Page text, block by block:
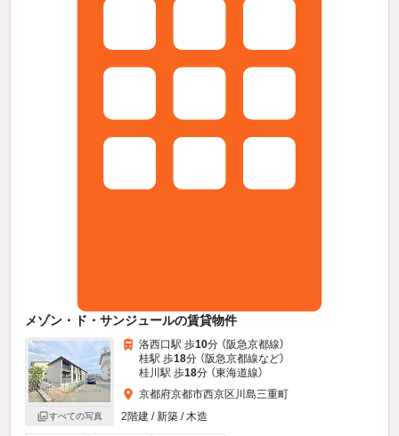
メゾン・ド・サンジュールの賃貸物件
すべての写真
洛西口駅 歩10分 （阪急京都線）
桂駅 歩18分 （阪急京都線など）
桂川駅 歩18分 （東海道線）
京都府京都市西京区川島三重町
2階建 / 新築 / 木造